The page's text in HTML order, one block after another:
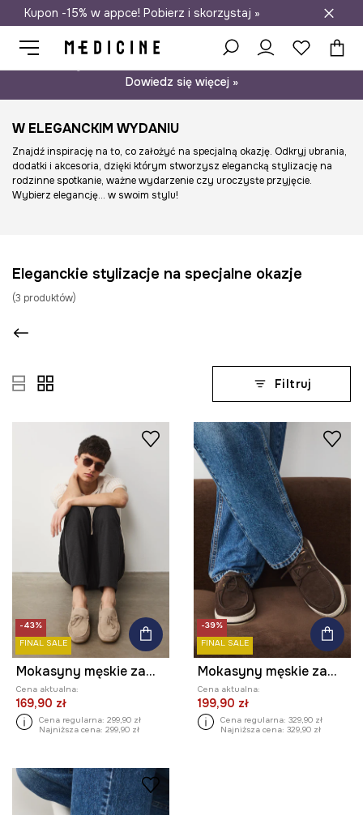
Darmowa dostawa do salonów
Kupon -15% w appce! Pobierz i skorzystaj »
Dowiedz się więcej »
W ELEGANCKIM WYDANIU
Znajdź inspirację na to, co założyć na specjalną okazję. Odkryj ubrania,
dodatki i akcesoria, dzięki którym stworzysz elegancką stylizację na
rodzinne spotkanie, ważne wydarzenie czy uroczyste przyjęcie.
Wybierz elegancję... w swoim stylu!
Eleganckie stylizacje na specjalne okazje
(3 produktów)
Filtruj
-43%
FINAL SALE
Mokasyny męskie zamszowe
Cena aktualna:
169,90 zł
Cena regularna: 299,90 zł
Najniższa cena: 299,90 zł
-39%
FINAL SALE
Mokasyny męskie zamszowe
Cena aktualna:
199,90 zł
Cena regularna: 329,90 zł
Najniższa cena: 329,90 zł